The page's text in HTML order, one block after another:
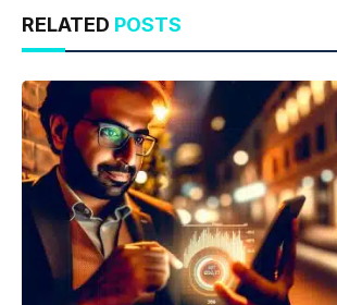
RELATED POSTS